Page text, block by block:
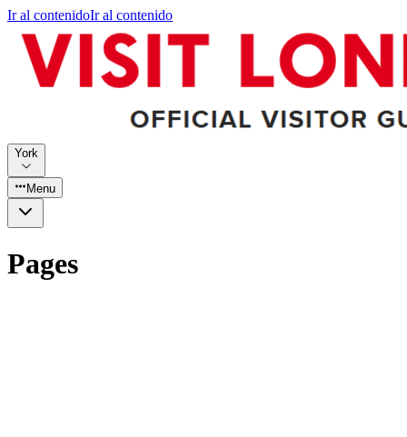
Ir al contenidoIr al contenido
York
Menu
Pages